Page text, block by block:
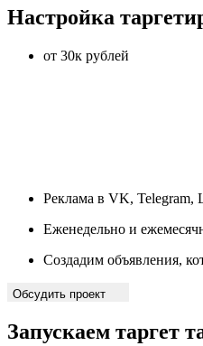
Настройка
от 30к рублей
Реклама в VK, Telegram,
Еженедельно и
Создадим объявления,
Обсудить проект
Запускаем таргет